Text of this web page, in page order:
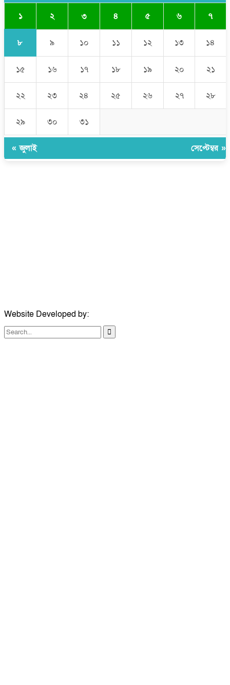
১ ২ ৩ ৪ ৫ ৬ ৭
৮ ৯ ১০ ১১ ১২ ১৩ ১৪
১৫ ১৬ ১৭ ১৮ ১৯ ২০ ২১
২২ ২৩ ২৪ ২৫ ২৬ ২৭ ২৮
২৯ ৩০ ৩১
« জুলাই সেপ্টেম্বর »
Website Developed by: